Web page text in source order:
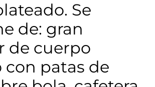
Se
de: gran
de cuerpo
con patas de